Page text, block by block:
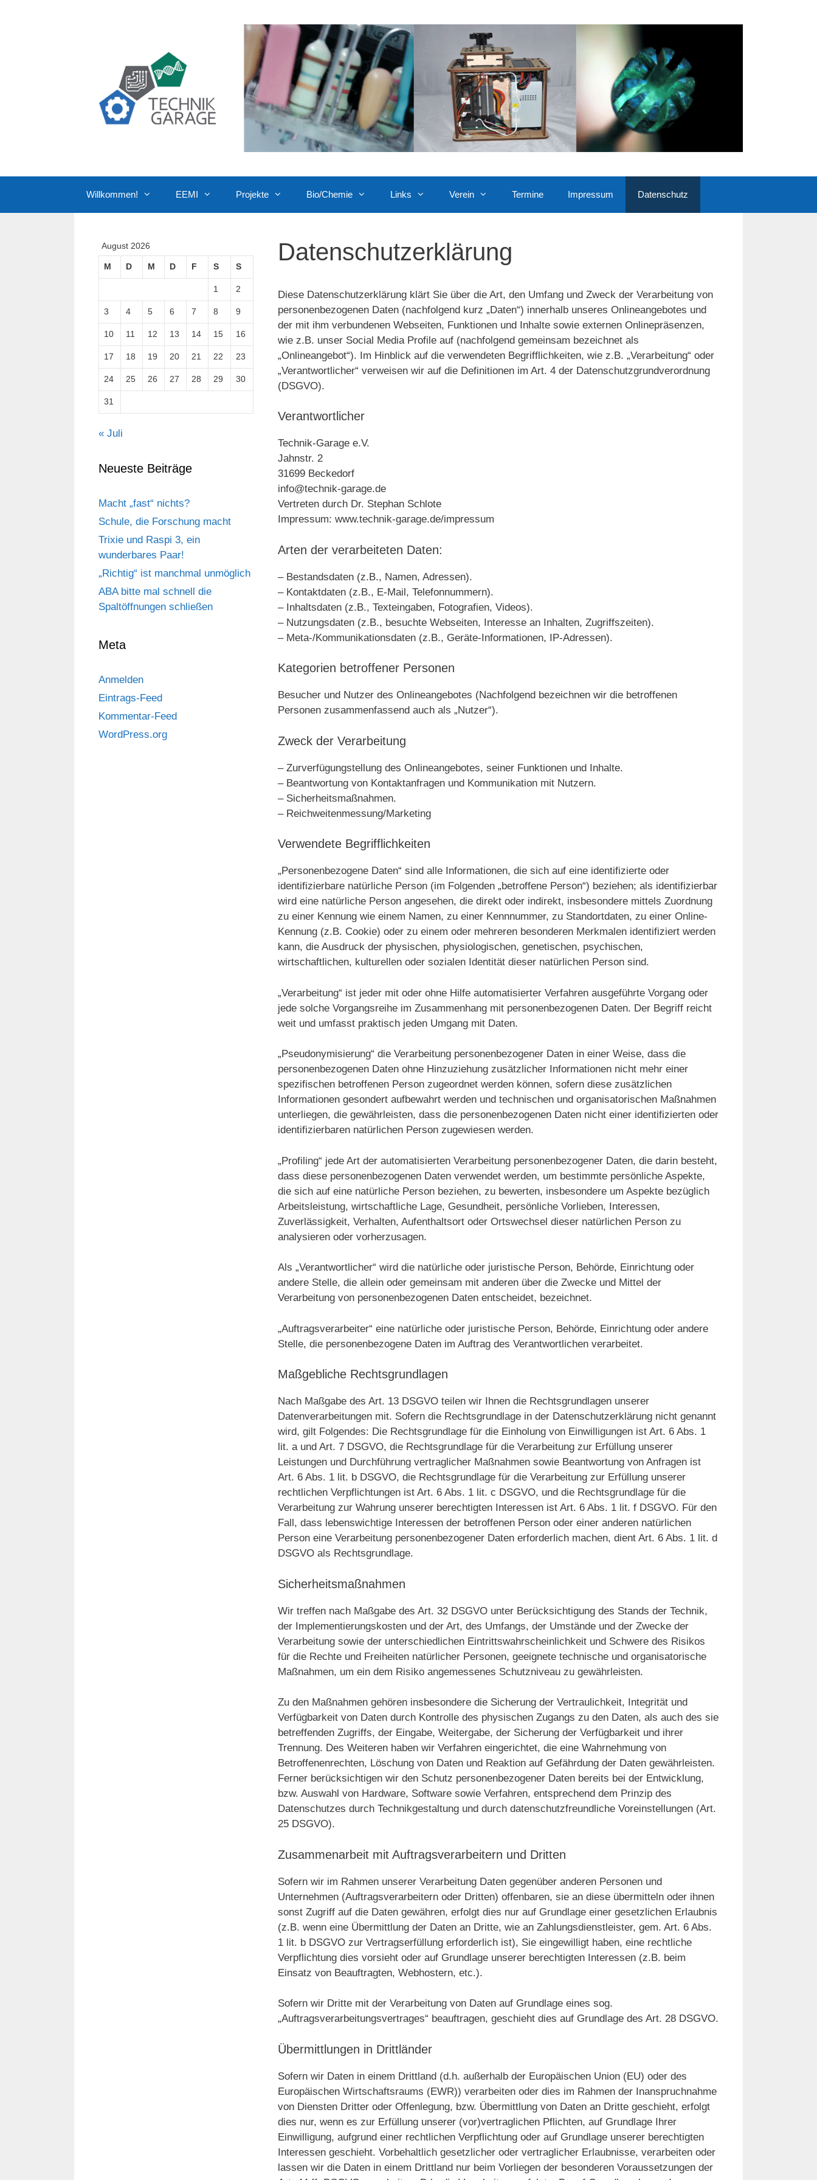
Willkommen! EEMI Projekte Bio/Chemie Links Verein Termine Impressum Datenschutz
Datenschutzerklärung
Diese Datenschutzerklärung klärt Sie über die Art, den Umfang und Zweck der Verarbeitung von
personenbezogenen Daten (nachfolgend kurz „Daten“) innerhalb unseres Onlineangebotes und
der mit ihm verbundenen Webseiten, Funktionen und Inhalte sowie externen Onlinepräsenzen,
wie z.B. unser Social Media Profile auf (nachfolgend gemeinsam bezeichnet als
„Onlineangebot“). Im Hinblick auf die verwendeten Begrifflichkeiten, wie z.B. „Verarbeitung“ oder
„Verantwortlicher“ verweisen wir auf die Definitionen im Art. 4 der Datenschutzgrundverordnung
(DSGVO).
Verantwortlicher
Technik-Garage e.V.
Jahnstr. 2
31699 Beckedorf
info@technik-garage.de
Vertreten durch Dr. Stephan Schlote
Impressum: www.technik-garage.de/impressum
Arten der verarbeiteten Daten:
– Bestandsdaten (z.B., Namen, Adressen).
– Kontaktdaten (z.B., E-Mail, Telefonnummern).
– Inhaltsdaten (z.B., Texteingaben, Fotografien, Videos).
– Nutzungsdaten (z.B., besuchte Webseiten, Interesse an Inhalten, Zugriffszeiten).
– Meta-/Kommunikationsdaten (z.B., Geräte-Informationen, IP-Adressen).
Kategorien betroffener Personen
Besucher und Nutzer des Onlineangebotes (Nachfolgend bezeichnen wir die betroffenen
Personen zusammenfassend auch als „Nutzer“).
Zweck der Verarbeitung
– Zurverfügungstellung des Onlineangebotes, seiner Funktionen und Inhalte.
– Beantwortung von Kontaktanfragen und Kommunikation mit Nutzern.
– Sicherheitsmaßnahmen.
– Reichweitenmessung/Marketing
Verwendete Begrifflichkeiten
„Personenbezogene Daten“ sind alle Informationen, die sich auf eine identifizierte oder
identifizierbare natürliche Person (im Folgenden „betroffene Person“) beziehen; als identifizierbar
wird eine natürliche Person angesehen, die direkt oder indirekt, insbesondere mittels Zuordnung
zu einer Kennung wie einem Namen, zu einer Kennnummer, zu Standortdaten, zu einer Online-
Kennung (z.B. Cookie) oder zu einem oder mehreren besonderen Merkmalen identifiziert werden
kann, die Ausdruck der physischen, physiologischen, genetischen, psychischen,
wirtschaftlichen, kulturellen oder sozialen Identität dieser natürlichen Person sind.
„Verarbeitung“ ist jeder mit oder ohne Hilfe automatisierter Verfahren ausgeführte Vorgang oder
jede solche Vorgangsreihe im Zusammenhang mit personenbezogenen Daten. Der Begriff reicht
weit und umfasst praktisch jeden Umgang mit Daten.
„Pseudonymisierung“ die Verarbeitung personenbezogener Daten in einer Weise, dass die
personenbezogenen Daten ohne Hinzuziehung zusätzlicher Informationen nicht mehr einer
spezifischen betroffenen Person zugeordnet werden können, sofern diese zusätzlichen
Informationen gesondert aufbewahrt werden und technischen und organisatorischen Maßnahmen
unterliegen, die gewährleisten, dass die personenbezogenen Daten nicht einer identifizierten oder
identifizierbaren natürlichen Person zugewiesen werden.
„Profiling“ jede Art der automatisierten Verarbeitung personenbezogener Daten, die darin besteht,
dass diese personenbezogenen Daten verwendet werden, um bestimmte persönliche Aspekte,
die sich auf eine natürliche Person beziehen, zu bewerten, insbesondere um Aspekte bezüglich
Arbeitsleistung, wirtschaftliche Lage, Gesundheit, persönliche Vorlieben, Interessen,
Zuverlässigkeit, Verhalten, Aufenthaltsort oder Ortswechsel dieser natürlichen Person zu
analysieren oder vorherzusagen.
Als „Verantwortlicher“ wird die natürliche oder juristische Person, Behörde, Einrichtung oder
andere Stelle, die allein oder gemeinsam mit anderen über die Zwecke und Mittel der
Verarbeitung von personenbezogenen Daten entscheidet, bezeichnet.
„Auftragsverarbeiter“ eine natürliche oder juristische Person, Behörde, Einrichtung oder andere
Stelle, die personenbezogene Daten im Auftrag des Verantwortlichen verarbeitet.
Maßgebliche Rechtsgrundlagen
Nach Maßgabe des Art. 13 DSGVO teilen wir Ihnen die Rechtsgrundlagen unserer
Datenverarbeitungen mit. Sofern die Rechtsgrundlage in der Datenschutzerklärung nicht genannt
wird, gilt Folgendes: Die Rechtsgrundlage für die Einholung von Einwilligungen ist Art. 6 Abs. 1
lit. a und Art. 7 DSGVO, die Rechtsgrundlage für die Verarbeitung zur Erfüllung unserer
Leistungen und Durchführung vertraglicher Maßnahmen sowie Beantwortung von Anfragen ist
Art. 6 Abs. 1 lit. b DSGVO, die Rechtsgrundlage für die Verarbeitung zur Erfüllung unserer
rechtlichen Verpflichtungen ist Art. 6 Abs. 1 lit. c DSGVO, und die Rechtsgrundlage für die
Verarbeitung zur Wahrung unserer berechtigten Interessen ist Art. 6 Abs. 1 lit. f DSGVO. Für den
Fall, dass lebenswichtige Interessen der betroffenen Person oder einer anderen natürlichen
Person eine Verarbeitung personenbezogener Daten erforderlich machen, dient Art. 6 Abs. 1 lit. d
DSGVO als Rechtsgrundlage.
Sicherheitsmaßnahmen
Wir treffen nach Maßgabe des Art. 32 DSGVO unter Berücksichtigung des Stands der Technik,
der Implementierungskosten und der Art, des Umfangs, der Umstände und der Zwecke der
Verarbeitung sowie der unterschiedlichen Eintrittswahrscheinlichkeit und Schwere des Risikos
für die Rechte und Freiheiten natürlicher Personen, geeignete technische und organisatorische
Maßnahmen, um ein dem Risiko angemessenes Schutzniveau zu gewährleisten.
Zu den Maßnahmen gehören insbesondere die Sicherung der Vertraulichkeit, Integrität und
Verfügbarkeit von Daten durch Kontrolle des physischen Zugangs zu den Daten, als auch des sie
betreffenden Zugriffs, der Eingabe, Weitergabe, der Sicherung der Verfügbarkeit und ihrer
Trennung. Des Weiteren haben wir Verfahren eingerichtet, die eine Wahrnehmung von
Betroffenenrechten, Löschung von Daten und Reaktion auf Gefährdung der Daten gewährleisten.
Ferner berücksichtigen wir den Schutz personenbezogener Daten bereits bei der Entwicklung,
bzw. Auswahl von Hardware, Software sowie Verfahren, entsprechend dem Prinzip des
Datenschutzes durch Technikgestaltung und durch datenschutzfreundliche Voreinstellungen (Art.
25 DSGVO).
Zusammenarbeit mit Auftragsverarbeitern und Dritten
Sofern wir im Rahmen unserer Verarbeitung Daten gegenüber anderen Personen und
Unternehmen (Auftragsverarbeitern oder Dritten) offenbaren, sie an diese übermitteln oder ihnen
sonst Zugriff auf die Daten gewähren, erfolgt dies nur auf Grundlage einer gesetzlichen Erlaubnis
(z.B. wenn eine Übermittlung der Daten an Dritte, wie an Zahlungsdienstleister, gem. Art. 6 Abs.
1 lit. b DSGVO zur Vertragserfüllung erforderlich ist), Sie eingewilligt haben, eine rechtliche
Verpflichtung dies vorsieht oder auf Grundlage unserer berechtigten Interessen (z.B. beim
Einsatz von Beauftragten, Webhostern, etc.).
Sofern wir Dritte mit der Verarbeitung von Daten auf Grundlage eines sog.
„Auftragsverarbeitungsvertrages“ beauftragen, geschieht dies auf Grundlage des Art. 28 DSGVO.
Übermittlungen in Drittländer
Sofern wir Daten in einem Drittland (d.h. außerhalb der Europäischen Union (EU) oder des
Europäischen Wirtschaftsraums (EWR)) verarbeiten oder dies im Rahmen der Inanspruchnahme
von Diensten Dritter oder Offenlegung, bzw. Übermittlung von Daten an Dritte geschieht, erfolgt
dies nur, wenn es zur Erfüllung unserer (vor)vertraglichen Pflichten, auf Grundlage Ihrer
Einwilligung, aufgrund einer rechtlichen Verpflichtung oder auf Grundlage unserer berechtigten
Interessen geschieht. Vorbehaltlich gesetzlicher oder vertraglicher Erlaubnisse, verarbeiten oder
lassen wir die Daten in einem Drittland nur beim Vorliegen der besonderen Voraussetzungen der
August 2026
M D M D F S S
1 2
3 4 5 6 7 8 9
10 11 12 13 14 15 16
17 18 19 20 21 22 23
24 25 26 27 28 29 30
31
« Juli
Neueste Beiträge
Macht „fast“ nichts?
Schule, die Forschung macht
Trixie und Raspi 3, ein
wunderbares Paar!
„Richtig“ ist manchmal unmöglich
ABA bitte mal schnell die
Spaltöffnungen schließen
Meta
Anmelden
Eintrags-Feed
Kommentar-Feed
WordPress.org